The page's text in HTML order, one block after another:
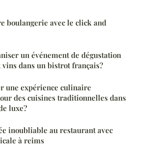
boulangerie avec le click and
un événement de dégustation
vins dans un bistrot français?
une expérience culinaire
des cuisines traditionnelles dans
luxe?
inoubliable au restaurant avec
à reims